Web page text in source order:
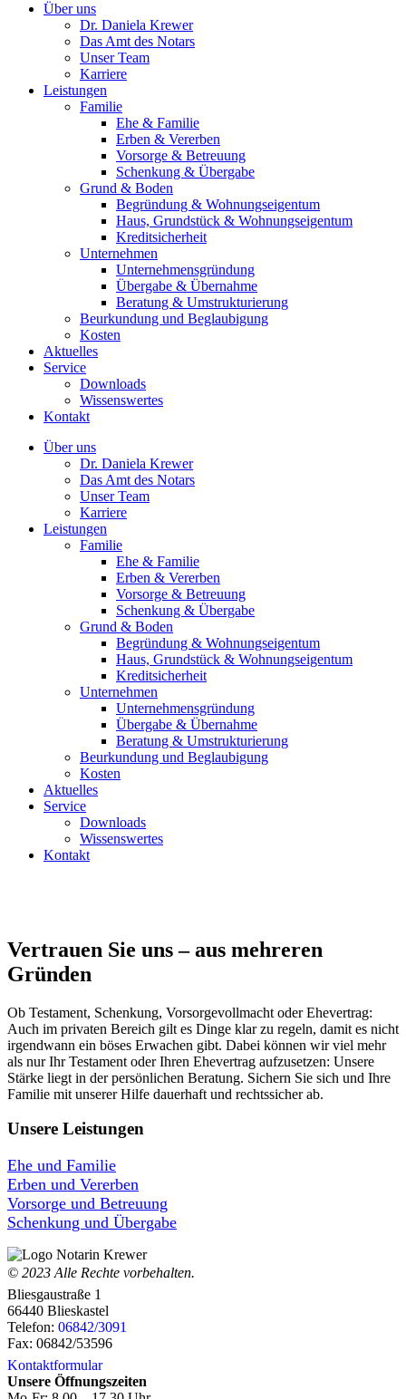
Über uns
Dr. Daniela Krewer
Das Amt des Notars
Unser Team
Karriere
Leistungen
Familie
Ehe & Familie
Erben & Vererben
Vorsorge & Betreuung
Schenkung & Übergabe
Grund & Boden
Begründung & Wohnungseigentum
Haus, Grundstück & Wohnungseigentum
Kreditsicherheit
Unternehmen
Unternehmensgründung
Übergabe & Übernahme
Beratung & Umstrukturierung
Beurkundung und Beglaubigung
Kosten
Aktuelles
Service
Downloads
Wissenswertes
Kontakt
Über uns
Dr. Daniela Krewer
Das Amt des Notars
Unser Team
Karriere
Leistungen
Familie
Ehe & Familie
Erben & Vererben
Vorsorge & Betreuung
Schenkung & Übergabe
Grund & Boden
Begründung & Wohnungseigentum
Haus, Grundstück & Wohnungseigentum
Kreditsicherheit
Unternehmen
Unternehmensgründung
Übergabe & Übernahme
Beratung & Umstrukturierung
Beurkundung und Beglaubigung
Kosten
Aktuelles
Service
Downloads
Wissenswertes
Kontakt
Vertrauen Sie uns – aus mehreren
Gründen
Ob Testament, Schenkung, Vorsorgevollmacht oder Ehevertrag:
Auch im privaten Bereich gilt es Dinge klar zu regeln, damit es nicht
irgendwann ein böses Erwachen gibt. Dabei können wir viel mehr
als nur Ihr Testament oder Ihren Ehevertrag aufzusetzen: Unsere
Stärke liegt in der persönlichen Beratung. Sichern Sie sich und Ihre
Familie mit unserer Hilfe dauerhaft und rechtssicher ab.
Unsere Leistungen
Ehe und Familie
Erben und Vererben
Vorsorge und Betreuung
Schenkung und Übergabe
© 2023 Alle Rechte vorbehalten.
Bliesgaustraße 1
66440 Blieskastel
Telefon: 06842/3091
Fax: 06842/53596
Kontaktformular
Unsere Öffnungszeiten